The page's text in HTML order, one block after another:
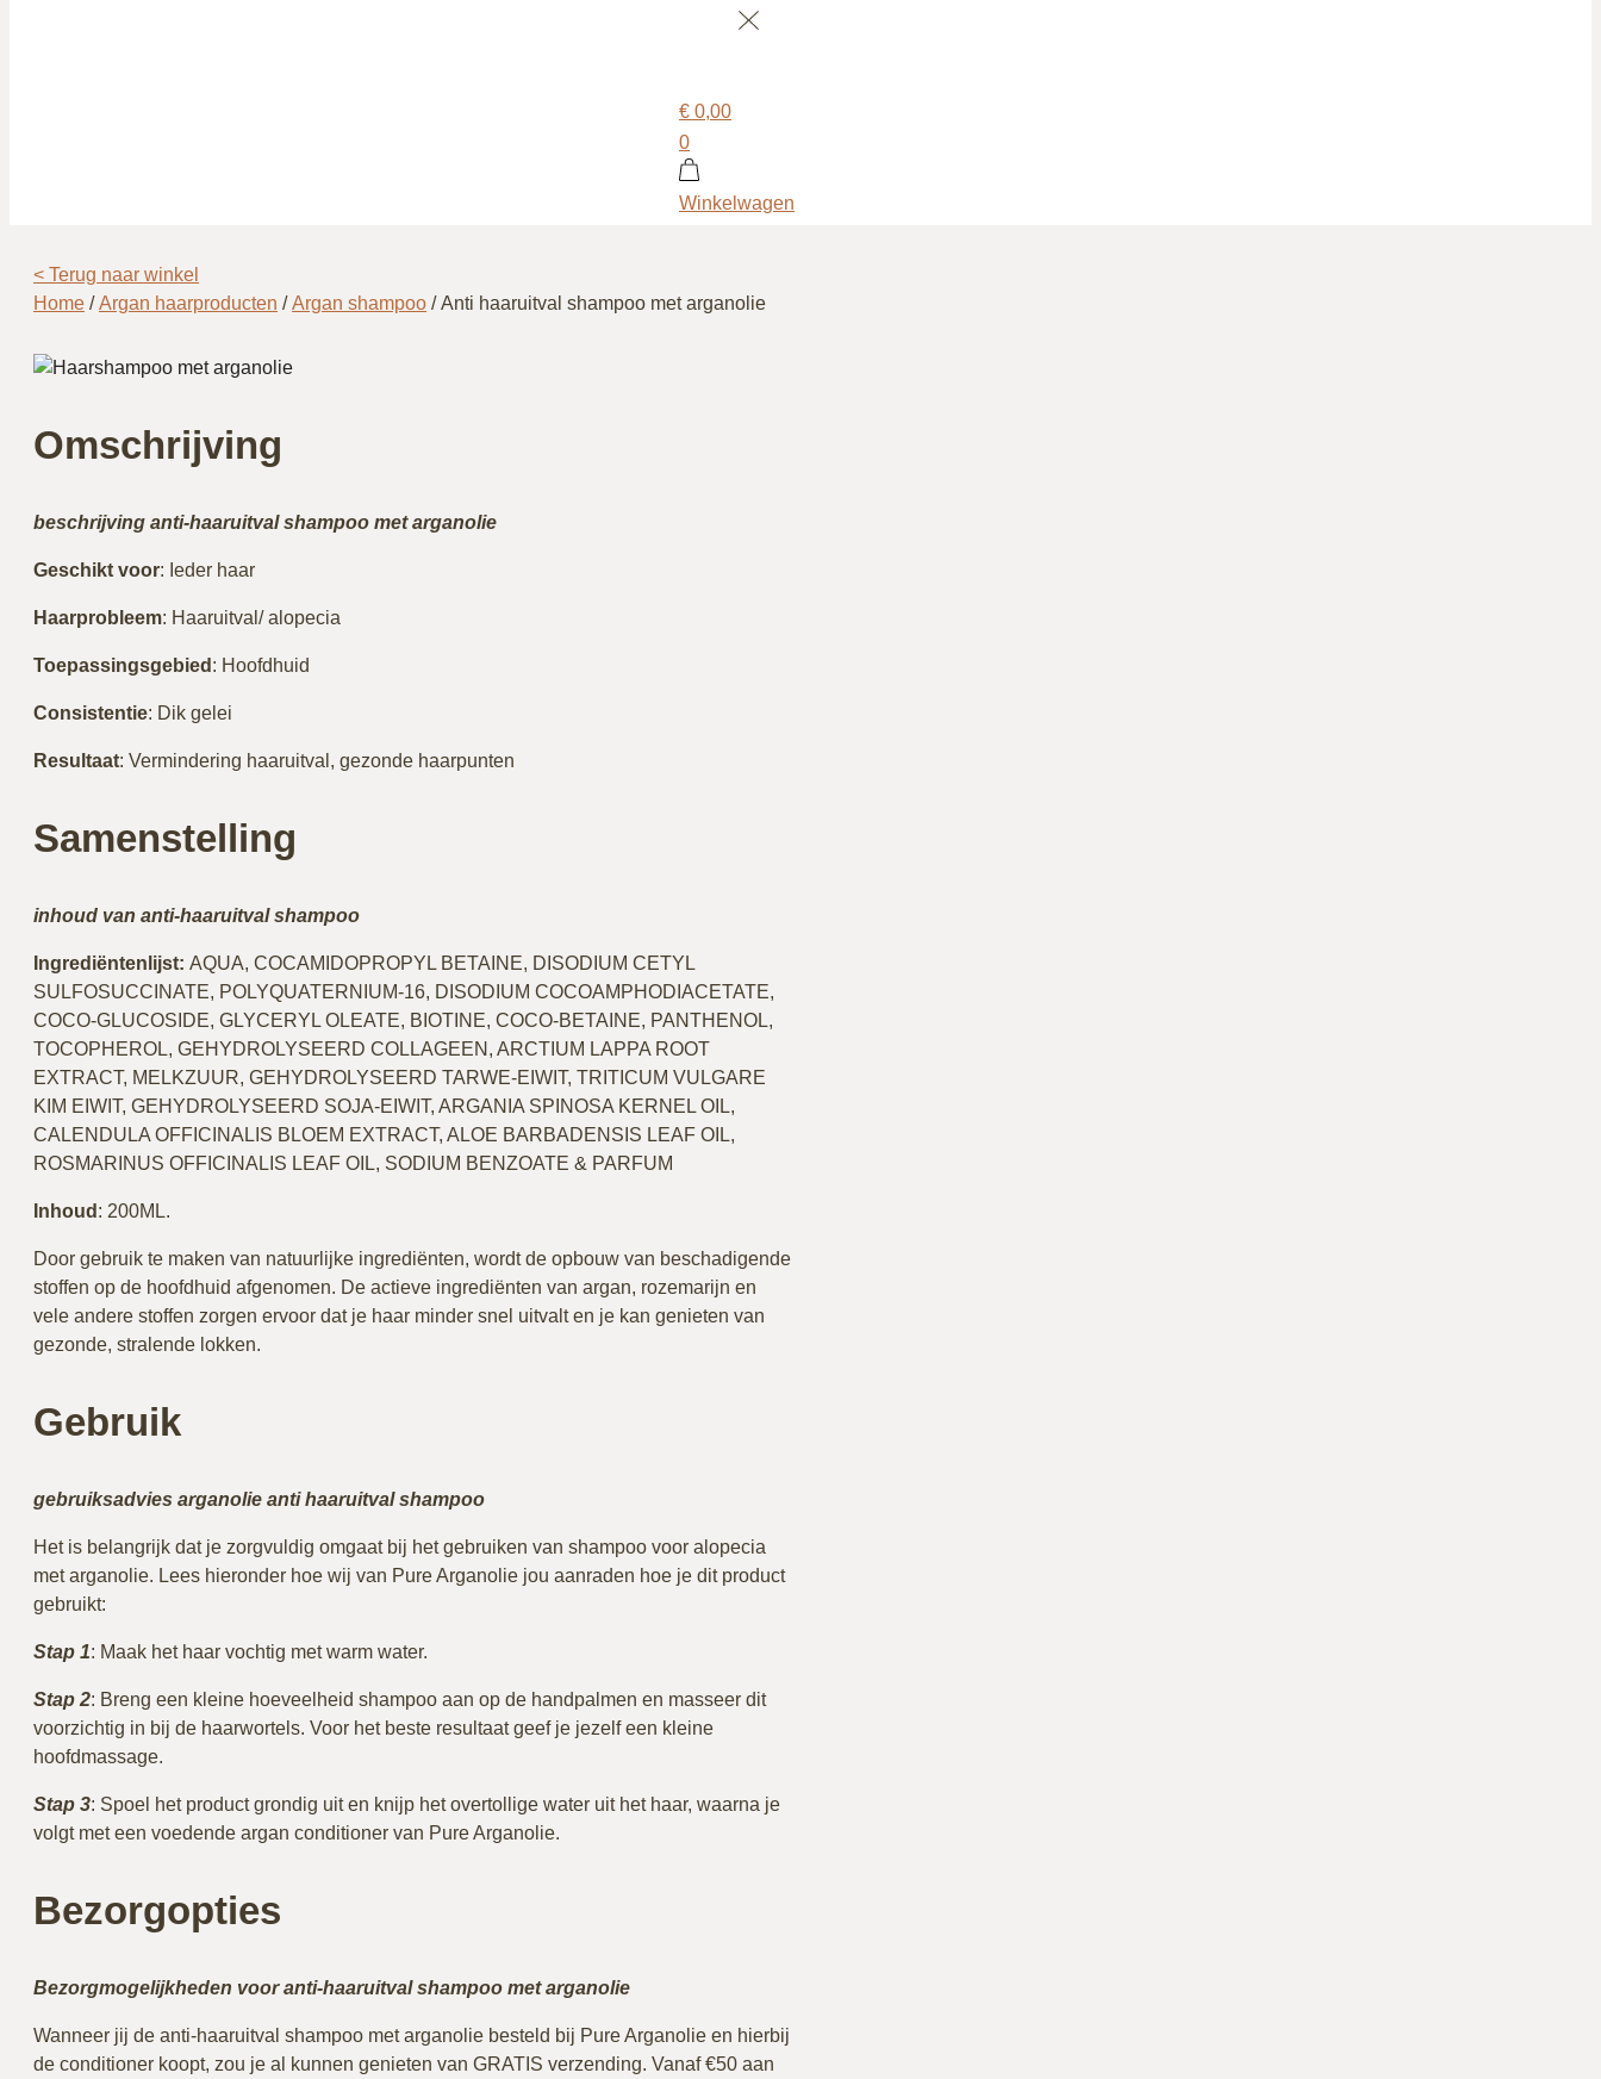
€ 0,00
0
Winkelwagen
< Terug naar winkel
Home /Argan haarproducten /Argan shampoo / Anti haaruitval shampoo met arganolie
Omschrijving
beschrijving anti-haaruitval shampoo met arganolie
Geschikt voor: Ieder haar
Haarprobleem: Haaruitval/ alopecia
Toepassingsgebied : Hoofdhuid
Consistentie: Dik gelei
Resultaat: Vermindering haaruitval, gezonde haarpunten
Samenstelling
inhoud van anti-haaruitval shampoo
Ingrediëntenlijst: AQUA, COCAMIDOPROPYL BETAINE, DISODIUM CETYL
SULFOSUCCINATE, POLYQUATERNIUM-16, DISODIUM COCOAMPHODIACETATE,
COCO-GLUCOSIDE, GLYCERYL OLEATE, BIOTINE, COCO-BETAINE, PANTHENOL,
TOCOPHEROL, GEHYDROLYSEERD COLLAGEEN, ARCTIUM LAPPA ROOT
EXTRACT, MELKZUUR, GEHYDROLYSEERD TARWE-EIWIT, TRITICUM VULGARE
KIM EIWIT, GEHYDROLYSEERD SOJA-EIWIT, ARGANIA SPINOSA KERNEL OIL,
CALENDULA OFFICINALIS BLOEM EXTRACT, ALOE BARBADENSIS LEAF OIL,
ROSMARINUS OFFICINALIS LEAF OIL, SODIUM BENZOATE & PARFUM
Inhoud : 200ML.
Door gebruik te maken van natuurlijke ingrediënten, wordt de opbouw van beschadigende
stoffen op de hoofdhuid afgenomen. De actieve ingrediënten van argan, rozemarijn en
vele andere stoffen zorgen ervoor dat je haar minder snel uitvalt en je kan genieten van
gezonde, stralende lokken.
Gebruik
gebruiksadvies arganolie anti haaruitval shampoo
Het is belangrijk dat je zorgvuldig omgaat bij het gebruiken van shampoo voor alopecia
met arganolie. Lees hieronder hoe wij van Pure Arganolie jou aanraden hoe je dit product
gebruikt:
Stap 1: Maak het haar vochtig met warm water.
Stap 2: Breng een kleine hoeveelheid shampoo aan op de handpalmen en masseer dit
voorzichtig in bij de haarwortels. Voor het beste resultaat geef je jezelf een kleine
hoofdmassage.
Stap 3: Spoel het product grondig uit en knijp het overtollige water uit het haar, waarna je
volgt met een voedende argan conditioner van Pure Arganolie.
Bezorgopties
Bezorgmogelijkheden voor anti-haaruitval shampoo met arganolie
Wanneer jij de anti-haaruitval shampoo met arganolie besteld bij Pure Arganolie en hierbij
de conditioner koopt, zou je al kunnen genieten van GRATIS verzending. Vanaf €50 aan